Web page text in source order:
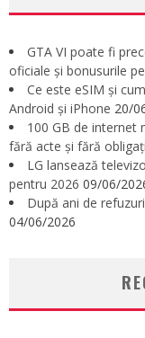
GTA VI poate fi
oficiale și bonusurile
Ce este eSIM și
Android și iPhone 20/
100 GB de internet
fără acte și fără
LG lansează
pentru 2026 09/06/
După ani de
04/06/2026